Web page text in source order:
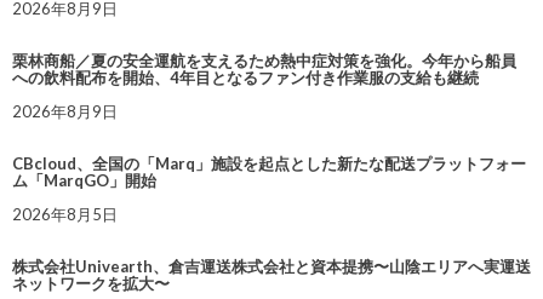
2026年8月9日
栗林商船／夏の安全運航を支えるため熱中症対策を強化。今年から船員
への飲料配布を開始、4年目となるファン付き作業服の支給も継続
2026年8月9日
CBcloud、全国の「Marq」施設を起点とした新たな配送プラットフォー
ム「MarqGO」開始
2026年8月5日
株式会社Univearth、倉吉運送株式会社と資本提携〜山陰エリアへ実運送
ネットワークを拡大〜